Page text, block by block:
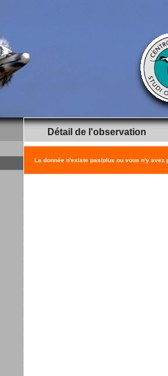
Détail de l'observation
La donnée n'existe pas/plus ou vous n'y avez